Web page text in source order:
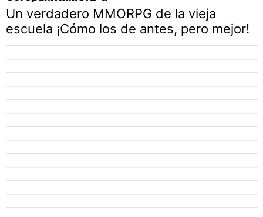
Un verdadero MMORPG de la vieja
escuela ¡Cómo los de antes, pero mejor!